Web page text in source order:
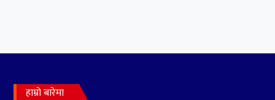
७
हाम्रो बारेमा